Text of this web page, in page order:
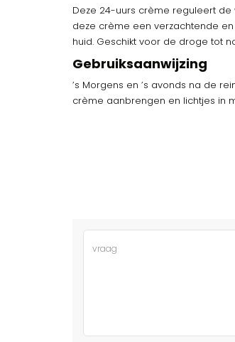
Deze 24-uurs crème reguleert
deze crème een verzachtende
huid. Geschikt voor de droge tot
Gebruiksaanwijzing
’s Morgens en ’s avonds na de
crème aanbrengen en lichtjes in